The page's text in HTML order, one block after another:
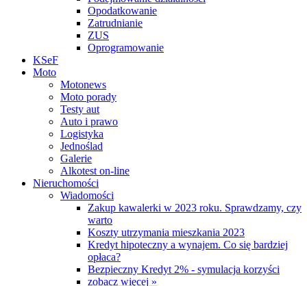
Opodatkowanie
Zatrudnianie
ZUS
Oprogramowanie
KSeF
Moto
Motonews
Moto porady
Testy aut
Auto i prawo
Logistyka
Jednoślad
Galerie
Alkotest on-line
Nieruchomości
Wiadomości
Zakup kawalerki w 2023 roku. Sprawdzamy, czy
warto
Koszty utrzymania mieszkania 2023
Kredyt hipoteczny a wynajem. Co się bardziej
opłaca?
Bezpieczny Kredyt 2% - symulacja korzyści
zobacz więcej »